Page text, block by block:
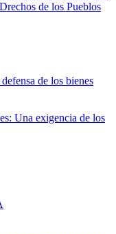
de los Pueblos
de los bienes
Una exigencia de los